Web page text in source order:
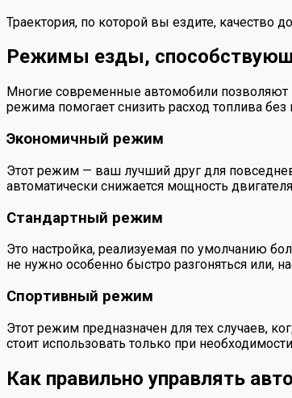
Траектория, по которой вы ездите, качество
Режимы езды,
Многие современные автомобили
режима помогает снизить расход топлива
Экономичный режим
Этот режим — ваш лучший друг для
автоматически снижается мощность
Стандартный режим
Это настройка, реализуемая по умолчанию
не нужно особенно быстро разгоняться или,
Спортивный режим
Этот режим предназначен для тех случаев,
стоит использовать только при
Как правильно управлять